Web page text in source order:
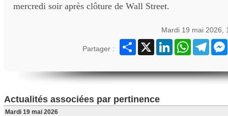
mercredi soir après clôture de Wall Street.
Mardi 19 mai 2026,
Partager :
Partager
X LinkedInWhatsApp
Actualités associées par pertinence
Mardi 19 mai 2026